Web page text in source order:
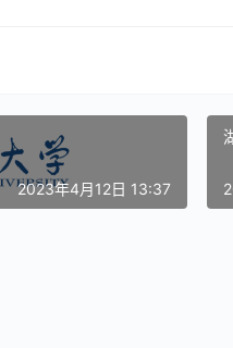
2023年4月12日 13:37